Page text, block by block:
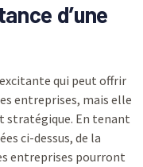
d’une
qui peut offrir
entreprises, mais elle
stratégique. En tenant
ci-dessus, de la
entreprises pourront